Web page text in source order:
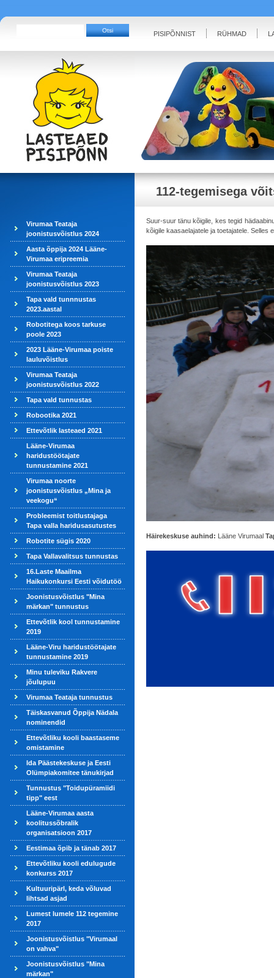
PISIPÕNNIST RÜHMAD
Virumaa Teataja
joonistusvõistlus 2024
Aasta õppija 2024 Lääne-
Virumaa eripreemia
Virumaa Teataja
joonistusvõistlus 2023
Tapa vald tunnnustas
2023.aastal
Robotitega koos tarkuse
poole 2023
2023 Lääne-Virumaa poiste
lauluvõistlus
Virumaa Teataja
joonistusvõistlus 2022
Tapa vald tunnustas
Robootika 2021
Ettevõtlik lasteaed 2021
Lääne-Virumaa
haridustöötajate
tunnustamine 2021
Virumaa noorte
joonistusvõistlus „Mina ja
veekogu“
Probleemist toitlustajaga
Tapa valla haridusasutustes
Robotite sügis 2020
Tapa Vallavalitsus tunnustas
16.Laste Maailma
Haikukonkursi Eesti võidutöö
Joonistusvõistlus "Mina
märkan" tunnustus
Ettevõtlik kool tunnustamine
2019
Lääne-Viru haridustöötajate
tunnustamine 2019
Minu tuleviku Rakvere
jõulupuu
Virumaa Teataja tunnustus
Täiskasvanud Õppija Nädala
nominendid
Ettevõtliku kooli baastaseme
omistamine
Ida Päästekeskuse ja Eesti
Olümpiakomitee tänukirjad
Tunnustus "Toidupüramiidi
tipp" eest
Lääne-Virumaa aasta
koolitussõbralik
organisatsioon 2017
Eestimaa õpib ja tänab 2017
Ettevõtliku kooli edulugude
konkurss 2017
Kultuuripärl, keda võluvad
lihtsad asjad
Lumest lumele 112 tegemine
2017
Joonistusvõistlus "Virumaal
on vahva"
Joonistusvõistlus "Mina
märkan"
112-tegemisega
Suur-suur tänu kõigile, kes tegid
kõigile kaasaelajatele ja toetajatele. Selles
Häirekeskuse auhind: Lääne Virumaal